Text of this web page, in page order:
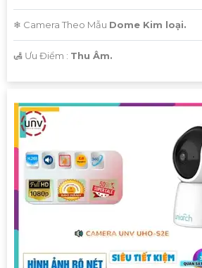
❄ Camera Theo Mẫu Dome Kim loại.
️🛃 Ưu Điểm : Thu Âm.